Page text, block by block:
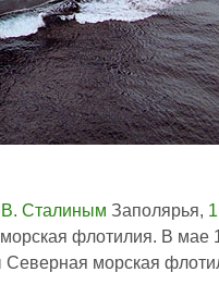
Сталиным Заполярья, 1
флотилия. В мае
Северная морская